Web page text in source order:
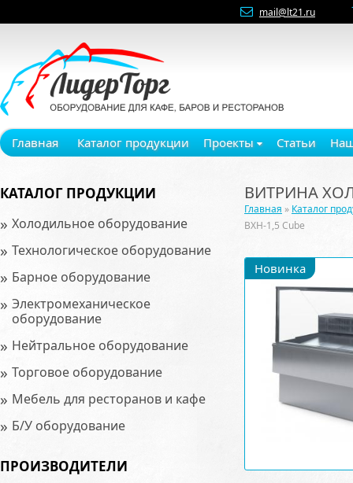
mail@lt21.ru
Главная Каталог продукции Проекты Статьи
КАТАЛОГ ПРОДУКЦИИ
» Холодильное оборудование
» Технологическое оборудование
» Барное оборудование
» Электромеханическое
оборудование
» Нейтральное оборудование
» Торговое оборудование
» Мебель для ресторанов и кафе
» Б/У оборудование
ПРОИЗВОДИТЕЛИ
ВИТРИНА
Главная » Каталог
ВХН-1,5 Cube
Новинка